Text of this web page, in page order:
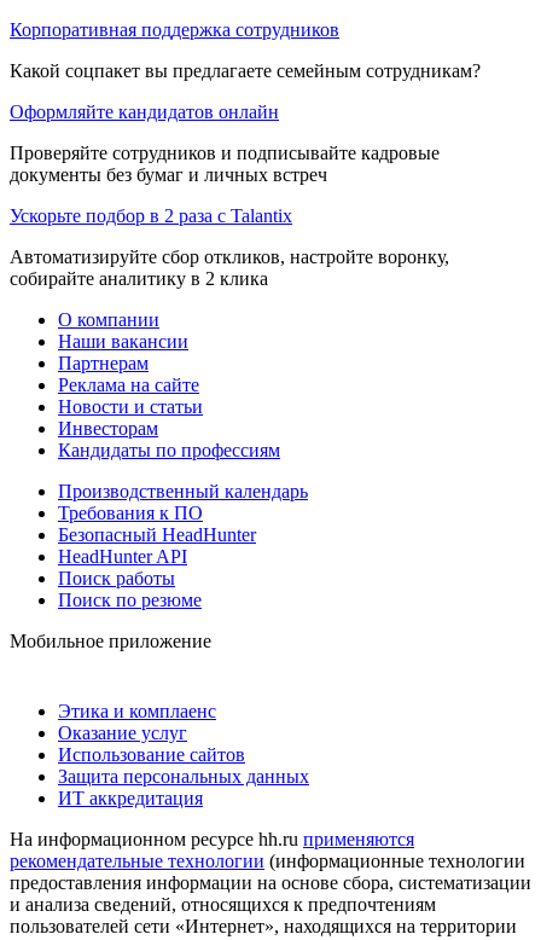
Корпоративная поддержка сотрудников
Какой соцпакет вы предлагаете семейным сотрудникам?
Оформляйте кандидатов онлайн
Проверяйте сотрудников и подписывайте кадровые
документы без бумаг и личных встреч
Ускорьте подбор в 2 раза с Talantix
Автоматизируйте сбор откликов, настройте воронку,
собирайте аналитику в 2 клика
О компании
Наши вакансии
Партнерам
Реклама на сайте
Новости и статьи
Инвесторам
Кандидаты по профессиям
Производственный календарь
Требования к ПО
Безопасный HeadHunter
HeadHunter API
Поиск работы
Поиск по резюме
Мобильное приложение
Этика и комплаенс
Оказание услуг
Использование сайтов
Защита персональных данных
ИТ аккредитация
На информационном ресурсе hh.ru применяются
рекомендательные технологии (информационные технологии
предоставления информации на основе сбора, систематизации
и анализа сведений, относящихся к предпочтениям
пользователей сети «Интернет», находящихся на территории